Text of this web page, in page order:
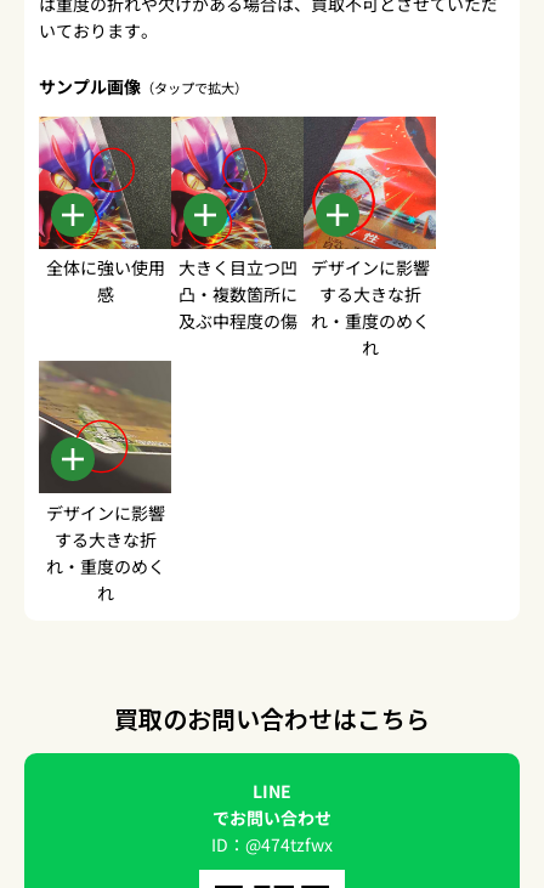
いております。
サンプル画像 （タップで拡大）
全体に強い使用
感
大きく目立つ凹
凸・複数箇所に
及ぶ中程度の傷
デザインに影響
する大きな折
れ・重度のめく
れ
デザインに影響
する大きな折
れ・重度のめく
れ
買取のお問い合わせはこちら
LINE
でお問い合わせ
ID：@474tzfwx